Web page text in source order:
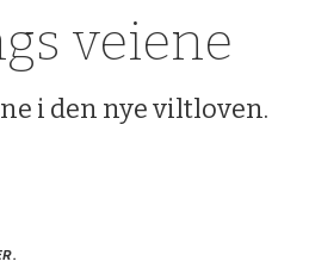
veiene
i den nye viltloven.